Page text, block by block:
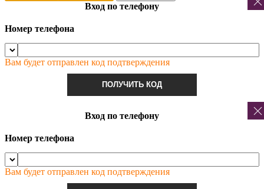
Вход по телефону
Номер телефона
Вам будет отправлен код подтверждения
ПОЛУЧИТЬ КОД
Вход по телефону
Номер телефона
Вам будет отправлен код подтверждения